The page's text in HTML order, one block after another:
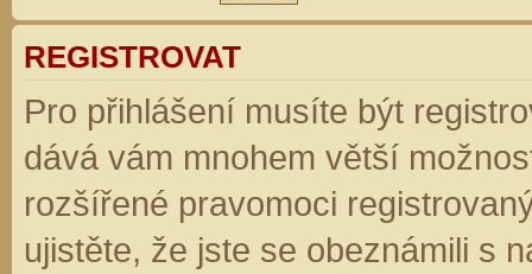
REGISTROVAT
Pro přihlášení musíte být
dává vám mnohem větší
rozšířené pravomoci
ujistěte, že jste se obeznámili s